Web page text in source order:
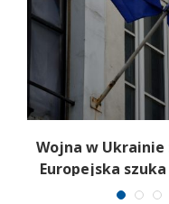
Wojna w Ukrainie
Europejska